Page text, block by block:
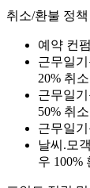
취소/환불 정책
예약 컨
근무일
20% 취
근무일
50% 취
근무일
날씨.모
우 100%